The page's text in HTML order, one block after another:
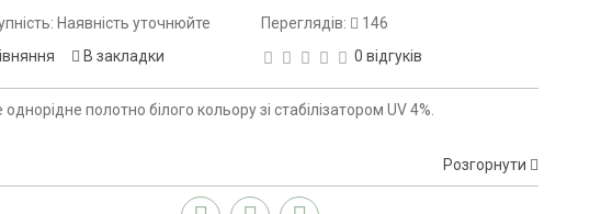
Наявність уточнюйте
В закладки
Переглядів:
146
0 відгуків
однорідне полотно білого кольору зі стабілізатором UV 4%.
Розгорнути